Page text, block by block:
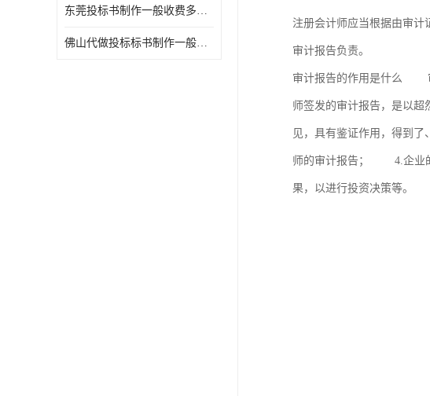
东莞投标书制作一般收费多少钱 服务好
佛山代做投标标书制作一般收费多少钱 经验丰富
注册会计师应当根据由审计
审计报告负责。
审计报告的作用是什么
师签发的审计报告，是以
见，具有鉴证作用，得到
师的审计报告； 4.企业的
果，以进行投资决策等。